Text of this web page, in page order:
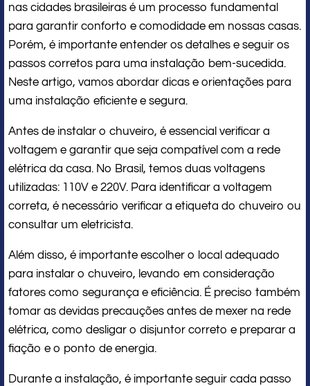
nas cidades brasileiras é um processo fundamental
para garantir conforto e comodidade em nossas casas.
Porém, é importante entender os detalhes e seguir os
passos corretos para uma instalação bem-sucedida.
Neste artigo, vamos abordar dicas e orientações para
uma instalação eficiente e segura.
Antes de instalar o chuveiro, é essencial verificar a
voltagem e garantir que seja compatível com a rede
elétrica da casa. No Brasil, temos duas voltagens
utilizadas: 110V e 220V. Para identificar a voltagem
correta, é necessário verificar a etiqueta do chuveiro ou
consultar um eletricista.
Além disso, é importante escolher o local adequado
para instalar o chuveiro, levando em consideração
fatores como segurança e eficiência. É preciso também
tomar as devidas precauções antes de mexer na rede
elétrica, como desligar o disjuntor correto e preparar a
fiação e o ponto de energia.
Durante a instalação, é importante seguir cada passo